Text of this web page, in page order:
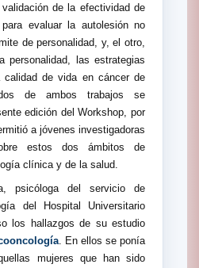
de la efectividad de
evaluar la autolesión no
de personalidad, y, el otro,
personalidad, las estrategias
de vida en cáncer de
de ambos trabajos se
edición del Workshop, por
a jóvenes investigadoras
estos dos ámbitos de
clínica y de la salud.
psicóloga del servicio de
del Hospital Universitario
los hallazgos de su estudio
. En ellos se ponía
mujeres que han sido